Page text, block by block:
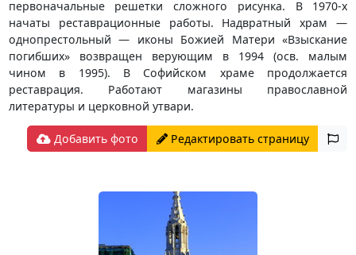
первоначальные решетки сложного рисунка. В 1970-х
начаты реставрационные работы. Надвратный храм —
однопрестольный — иконы Божией Матери «Взыскание
погибших» возвращен верующим в 1994 (осв. малым
чином в 1995). В Софийском храме продолжается
реставрация. Работают магазины православной
литературы и церковной утвари.
Добавить фото Редактировать страницу